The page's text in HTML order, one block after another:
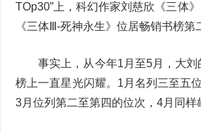
TOp30”上，科幻作家刘慈欣《三体》
《三体Ⅲ-死神永生》位居畅销书榜第
事实上，从今年1月至5月，大
榜上一直星光闪耀。1月名列三至五
3月位列第二至第四的位次，4月同样